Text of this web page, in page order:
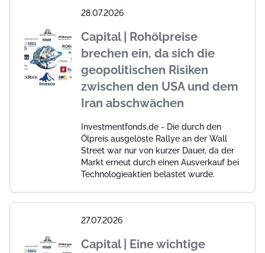
28.07.2026
Capital | Rohölpreise
brechen ein, da sich die
geopolitischen Risiken
zwischen den USA und dem
Iran abschwächen
Investmentfonds.de - Die durch den
Ölpreis ausgelöste Rallye an der Wall
Street war nur von kurzer Dauer, da der
Markt erneut durch einen Ausverkauf bei
Technologieaktien belastet wurde.
27.07.2026
Capital | Eine wichtige